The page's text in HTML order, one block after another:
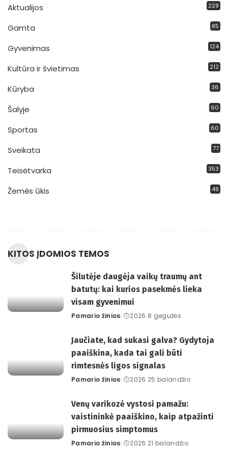
Aktualijos 229
Gamta 85
Gyvenimas 124
Kultūra ir švietimas 212
Kūryba 36
Šalyje 60
Sportas 60
Sveikata 77
Teisėtvarka 353
Žemės ūkis 49
KITOS ĮDOMIOS TEMOS
Šilutėje daugėja vaikų traumų ant
batutų: kai kurios pasekmės lieka
visam gyvenimui
Posted
Pamario žinios 2026 8 gegužės
Jaučiate, kad sukasi galva? Gydytoja
paaiškina, kada tai gali būti
rimtesnės ligos signalas
Posted
Pamario žinios 2026 25 balandžio
Venų varikozė vystosi pamažu:
vaistininkė paaiškino, kaip atpažinti
pirmuosius simptomus
Posted
Pamario žinios 2026 21 balandžio